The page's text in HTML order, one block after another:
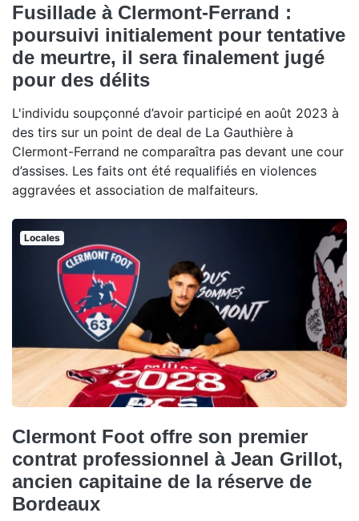
Fusillade à Clermont-Ferrand :
poursuivi initialement pour tentative
de meurtre, il sera finalement jugé
pour des délits
L'individu soupçonné d’avoir participé en août 2023 à
des tirs sur un point de deal de La Gauthière à
Clermont-Ferrand ne comparaîtra pas devant une cour
d’assises. Les faits ont été requalifiés en violences
aggravées et association de malfaiteurs.
Locales
Clermont Foot offre son premier
contrat professionnel à Jean Grillot,
ancien capitaine de la réserve de
Bordeaux